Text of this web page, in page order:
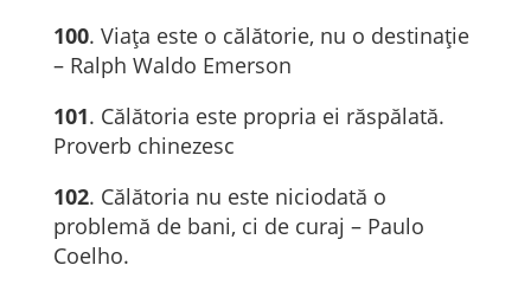
100. Viața este o călătorie, nu o destinație
– Ralph Waldo Emerson
101. Călătoria este propria ei răspălată.
Proverb chinezesc
102. Călătoria nu este niciodată o
problemă de bani, ci de curaj – Paulo
Coelho.